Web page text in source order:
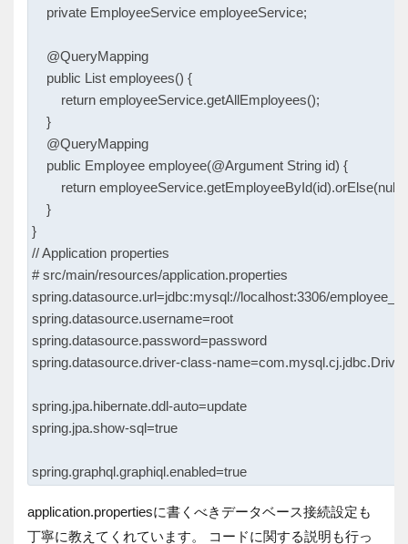
    private EmployeeService employeeService;
    @QueryMapping
    public List
employees() {
        return employeeService.getAllEmployees();
    }
    @QueryMapping
    public Employee employee(@Argument String id) {
        return employeeService.getEmployeeById(id).orElse(null);
    }
}
// Application properties
# src/main/resources/application.properties
spring.datasource.url=jdbc:mysql://localhost:3306/
spring.datasource.username=root
spring.datasource.password=password
spring.datasource.driver-class-name=com.mysql.cj.jdbc.Driver
spring.jpa.hibernate.ddl-auto=update
spring.jpa.show-sql=true
spring.graphql.graphiql.enabled=true
application.propertiesに書くべきデータベース接続設定も
丁寧に教えてくれています。 コードに関する説明も行っ